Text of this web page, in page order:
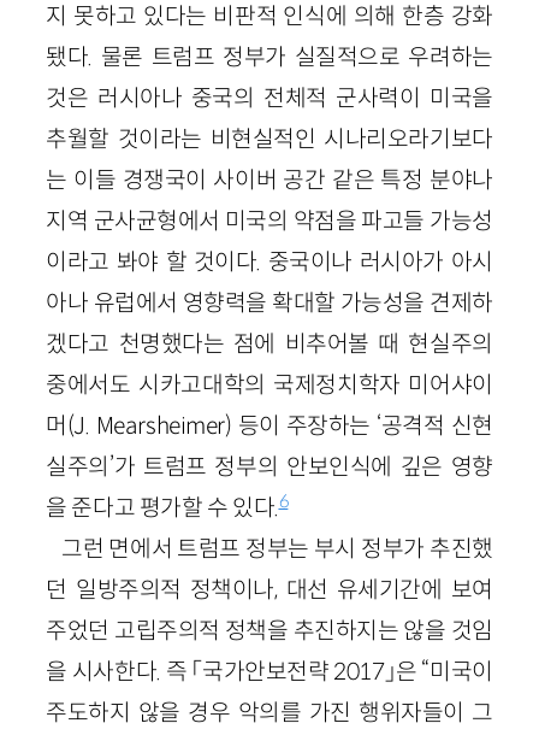
지 못하고 있다는 비판적 인식에 의해 한층 강화
됐다. 물론 트럼프 정부가 실질적으로 우려하는
것은 러시아나 중국의 전체적 군사력이 미국을
추월할 것이라는 비현실적인 시나리오라기보다
는 이들 경쟁국이 사이버 공간 같은 특정 분야나
지역 군사균형에서 미국의 약점을 파고들 가능성
이라고 봐야 할 것이다. 중국이나 러시아가 아시
아나 유럽에서 영향력을 확대할 가능성을 견제하
겠다고 천명했다는 점에 비추어볼 때 현실주의
중에서도 시카고대학의 국제정치학자 미어샤이
머(J. Mearsheimer) 등이 주장하는 ‘공격적 신현
실주의’가 트럼프 정부의 안보인식에 깊은 영향
을 준다고 평가할 수 있다.6
그런 면에서 트럼프 정부는 부시 정부가 추진했
던 일방주의적 정책이나, 대선 유세기간에 보여
주었던 고립주의적 정책을 추진하지는 않을 것임
을 시사한다. 즉 「국가안보전략 2017」은 “미국이
주도하지 않을 경우 악의를 가진 행위자들이 그